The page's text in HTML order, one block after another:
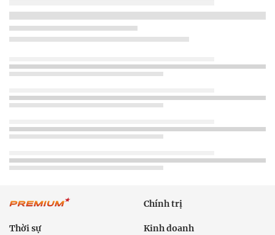
Chính trị
Thời sự Kinh doanh